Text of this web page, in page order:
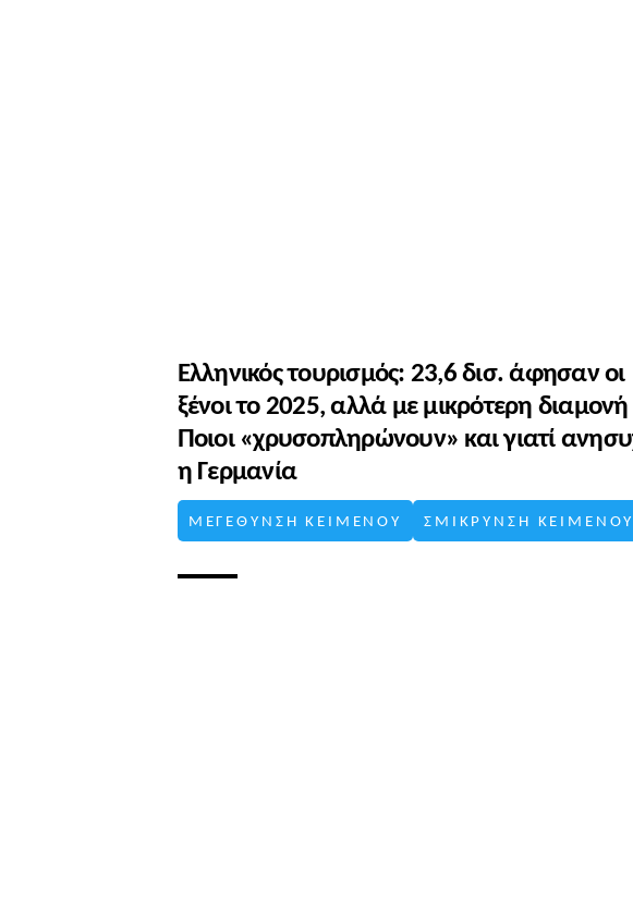
Ελληνικός τουρισμός: 23,6 δισ. άφησαν οι
ξένοι το 2025, αλλά με μικρότερη
Ποιοι «χρυσοπληρώνουν» και γιατί
η Γερμανία
ΜΕΓΕΘΥΝΣΗ ΚΕΙΜΕΝΟΥ ΣΜΙΚΡΥΝΣΗ ΚΕΙΜΕΝΟΥ